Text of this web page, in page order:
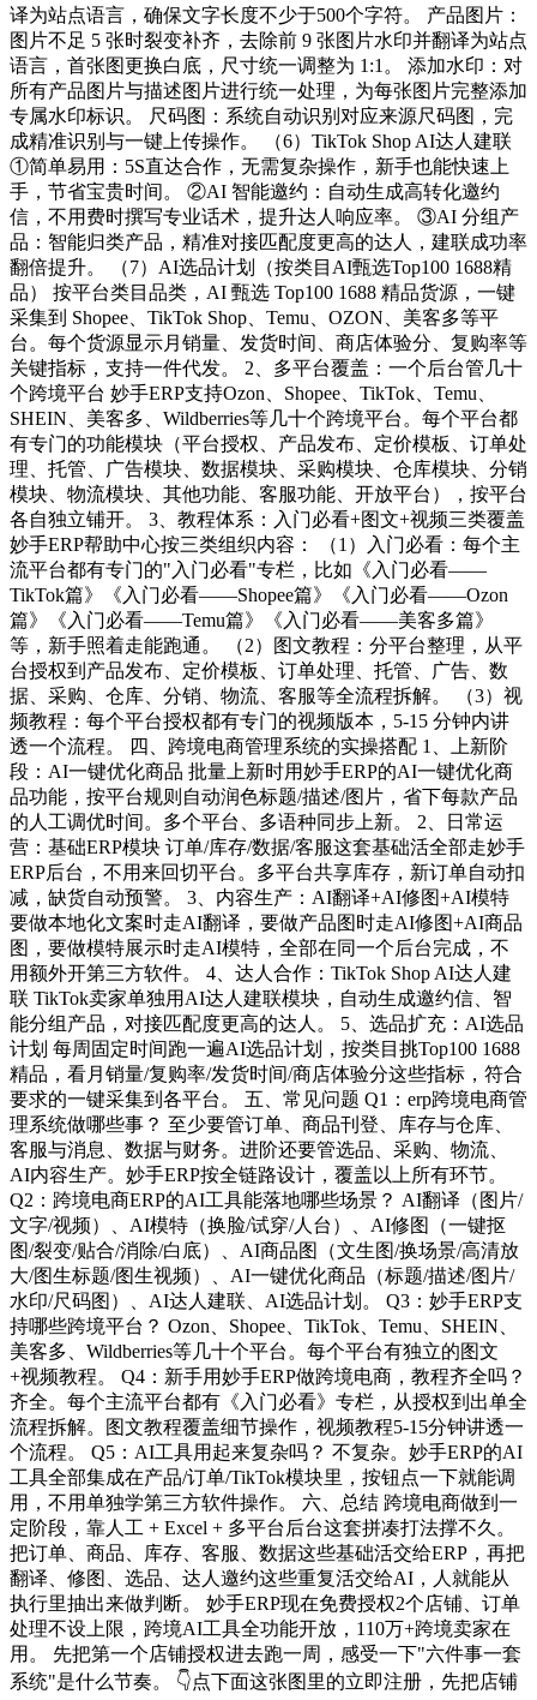
译为站点语言，确保文字长度不少于500个字符。 产品图片：
图片不足 5 张时裂变补齐，去除前 9 张图片水印并翻译为站点
语言，首张图更换白底，尺寸统一调整为 1:1。 添加水印：对
所有产品图片与描述图片进行统一处理，为每张图片完整添加
专属水印标识。 尺码图：系统自动识别对应来源尺码图，完
成精准识别与一键上传操作。 （6）TikTok Shop AI达人建联
①简单易用：5S直达合作，无需复杂操作，新手也能快速上
手，节省宝贵时间。 ②AI 智能邀约：自动生成高转化邀约
信，不用费时撰写专业话术，提升达人响应率。 ③AI 分组产
品：智能归类产品，精准对接匹配度更高的达人，建联成功率
翻倍提升。 （7）AI选品计划（按类目AI甄选Top100 1688精
品） 按平台类目品类，AI 甄选 Top100 1688 精品货源，一键
采集到 Shopee、TikTok Shop、Temu、OZON、美客多等平
台。每个货源显示月销量、发货时间、商店体验分、复购率等
关键指标，支持一件代发。 2、多平台覆盖：一个后台管几十
个跨境平台 妙手ERP支持Ozon、Shopee、TikTok、Temu、
SHEIN、美客多、Wildberries等几十个跨境平台。每个平台都
有专门的功能模块（平台授权、产品发布、定价模板、订单处
理、托管、广告模块、数据模块、采购模块、仓库模块、分销
模块、物流模块、其他功能、客服功能、开放平台），按平台
各自独立铺开。 3、教程体系：入门必看+图文+视频三类覆盖
妙手ERP帮助中心按三类组织内容： （1）入门必看：每个主
流平台都有专门的"入门必看"专栏，比如《入门必看——
TikTok篇》《入门必看——Shopee篇》《入门必看——Ozon
篇》《入门必看——Temu篇》《入门必看——美客多篇》
等，新手照着走能跑通。 （2）图文教程：分平台整理，从平
台授权到产品发布、定价模板、订单处理、托管、广告、数
据、采购、仓库、分销、物流、客服等全流程拆解。 （3）视
频教程：每个平台授权都有专门的视频版本，5-15 分钟内讲
透一个流程。 四、跨境电商管理系统的实操搭配 1、上新阶
段：AI一键优化商品 批量上新时用妙手ERP的AI一键优化商
品功能，按平台规则自动润色标题/描述/图片，省下每款产品
的人工调优时间。多个平台、多语种同步上新。 2、日常运
营：基础ERP模块 订单/库存/数据/客服这套基础活全部走妙手
ERP后台，不用来回切平台。多平台共享库存，新订单自动扣
减，缺货自动预警。 3、内容生产：AI翻译+AI修图+AI模特
要做本地化文案时走AI翻译，要做产品图时走AI修图+AI商品
图，要做模特展示时走AI模特，全部在同一个后台完成，不
用额外开第三方软件。 4、达人合作：TikTok Shop AI达人建
联 TikTok卖家单独用AI达人建联模块，自动生成邀约信、智
能分组产品，对接匹配度更高的达人。 5、选品扩充：AI选品
计划 每周固定时间跑一遍AI选品计划，按类目挑Top100 1688
精品，看月销量/复购率/发货时间/商店体验分这些指标，符合
要求的一键采集到各平台。 五、常见问题 Q1：erp跨境电商管
理系统做哪些事？ 至少要管订单、商品刊登、库存与仓库、
客服与消息、数据与财务。进阶还要管选品、采购、物流、
AI内容生产。妙手ERP按全链路设计，覆盖以上所有环节。
Q2：跨境电商ERP的AI工具能落地哪些场景？ AI翻译（图片/
文字/视频）、AI模特（换脸/试穿/人台）、AI修图（一键抠
图/裂变/贴合/消除/白底）、AI商品图（文生图/换场景/高清放
大/图生标题/图生视频）、AI一键优化商品（标题/描述/图片/
水印/尺码图）、AI达人建联、AI选品计划。 Q3：妙手ERP支
持哪些跨境平台？ Ozon、Shopee、TikTok、Temu、SHEIN、
美客多、Wildberries等几十个平台。每个平台有独立的图文
+视频教程。 Q4：新手用妙手ERP做跨境电商，教程齐全吗？
齐全。每个主流平台都有《入门必看》专栏，从授权到出单全
流程拆解。图文教程覆盖细节操作，视频教程5-15分钟讲透一
个流程。 Q5：AI工具用起来复杂吗？ 不复杂。妙手ERP的AI
工具全部集成在产品/订单/TikTok模块里，按钮点一下就能调
用，不用单独学第三方软件操作。 六、总结 跨境电商做到一
定阶段，靠人工 + Excel + 多平台后台这套拼凑打法撑不久。
把订单、商品、库存、客服、数据这些基础活交给ERP，再把
翻译、修图、选品、达人邀约这些重复活交给AI，人就能从
执行里抽出来做判断。 妙手ERP现在免费授权2个店铺、订单
处理不设上限，跨境AI工具全功能开放，110万+跨境卖家在
用。 先把第一个店铺授权进去跑一周，感受一下"六件事一套
系统"是什么节奏。 👇点下面这张图里的立即注册，先把店铺